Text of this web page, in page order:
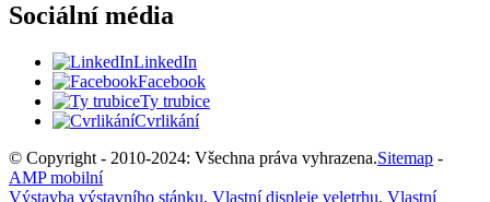
Sociální média
LinkedIn
Facebook
Ty trubice
Cvrlikání
© Copyright - 2010-2024: Všechna práva vyhrazena.Sitemap -
AMP mobilní
Výstavba výstavního stánku, Vlastní displeje veletrhu, Vlastní